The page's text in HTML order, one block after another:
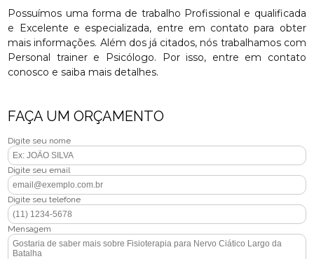
Possuímos uma forma de trabalho Profissional e qualificada
e Excelente e especializada, entre em contato para obter
mais informações. Além dos já citados, nós trabalhamos com
Personal trainer e Psicólogo. Por isso, entre em contato
conosco e saiba mais detalhes.
FAÇA UM ORÇAMENTO
Digite seu nome
Digite seu email
Digite seu telefone
Mensagem